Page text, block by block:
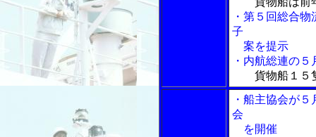
・第５回総合
子
案を提示
・内航総連の
貨物船１５
・船主協会が
会
を開催